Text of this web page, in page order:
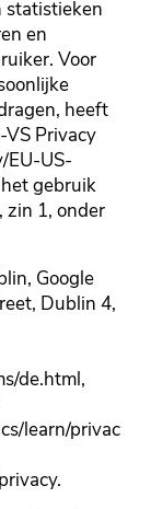
statistieken
en
Voor
heeft
Privacy
EU-US-
gebruik
zin 1, onder
Google
Dublin 4,
de.html,
learn/